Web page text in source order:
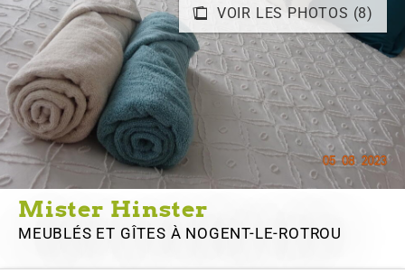
VOIR LES PHOTOS (8)
Mister Hinster
MEUBLÉS ET GÎTES À NOGENT-LE-ROTROU